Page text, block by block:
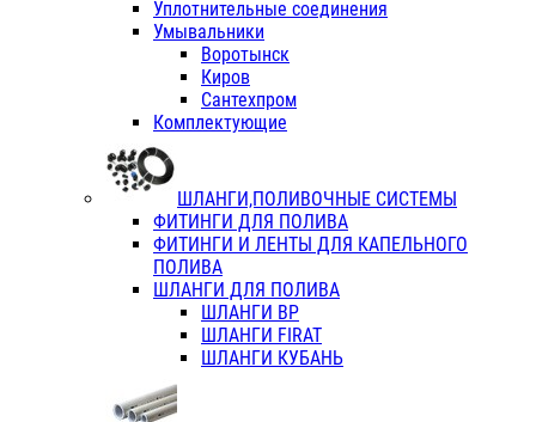
Уплотнительные соединения
Умывальники
Воротынск
Киров
Сантехпром
Комплектующие
ШЛАНГИ,ПОЛИВОЧНЫЕ СИСТЕМЫ
ФИТИНГИ ДЛЯ ПОЛИВА
ФИТИНГИ И ЛЕНТЫ ДЛЯ КАПЕЛЬНОГО
ПОЛИВА
ШЛАНГИ ДЛЯ ПОЛИВА
ШЛАНГИ ВР
ШЛАНГИ FIRAT
ШЛАНГИ КУБАНЬ